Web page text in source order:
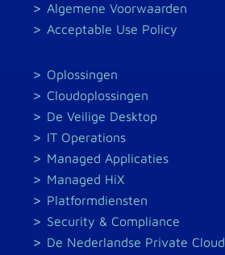
Algemene Voorwaarden
Acceptable Use Policy
Oplossingen
Cloudoplossingen
De Veilige Desktop
IT Operations
Managed Applicaties
Managed HiX
Platformdiensten
Security & Compliance
De Nederlandse Private Cloud